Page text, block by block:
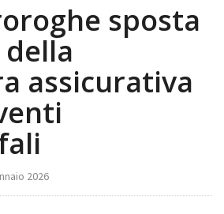
sposta
della
assicurativa
2026